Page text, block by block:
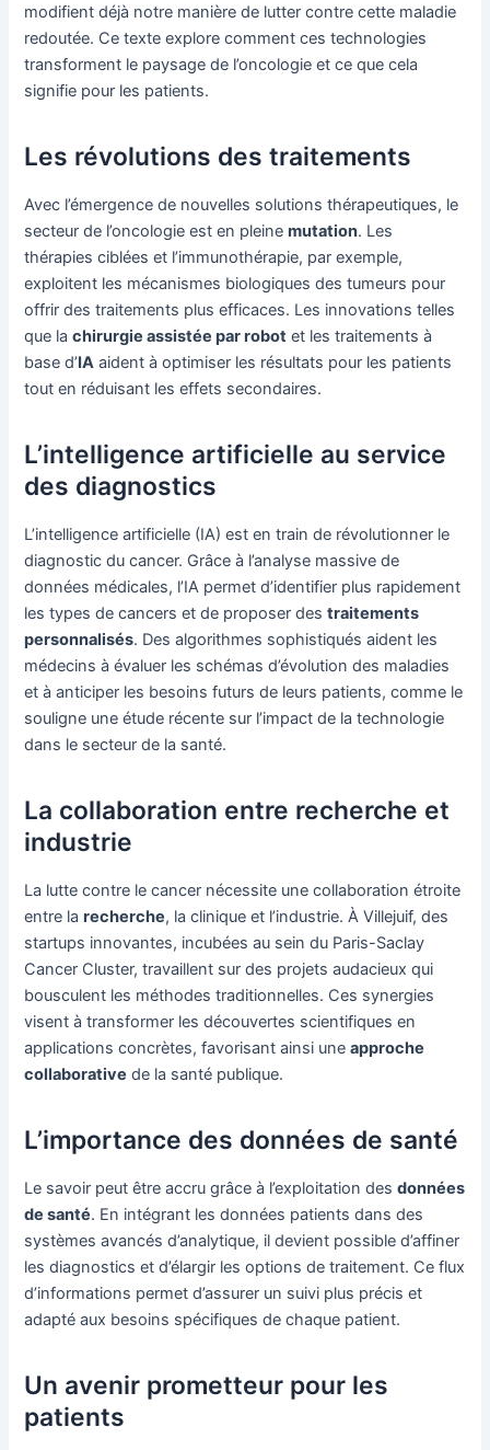
modifient déjà notre manière de lutter contre cette maladie
redoutée. Ce texte explore comment ces technologies
transforment le paysage de l’oncologie et ce que cela
signifie pour les patients.
Les révolutions des traitements
Avec l’émergence de nouvelles solutions thérapeutiques, le
secteur de l’oncologie est en pleinemutation. Les
thérapies ciblées et l’immunothérapie, par exemple,
exploitent les mécanismes biologiques des tumeurs pour
offrir des traitements plus efficaces. Les innovations telles
que lachirurgie assistée par robot et les traitements à
base d’IA aident à optimiser les résultats pour les patients
tout en réduisant les effets secondaires.
L’intelligence artificielle au service
des diagnostics
L’intelligence artificielle (IA) est en train de révolutionner le
diagnostic du cancer. Grâce à l’analyse massive de
données médicales, l’IA permet d’identifier plus rapidement
les types de cancers et de proposer destraitements
personnalisés. Des algorithmes sophistiqués aident les
médecins à évaluer les schémas d’évolution des maladies
et à anticiper les besoins futurs de leurs patients, comme le
souligne une étude récente sur l’impact de la technologie
dans le secteur de la santé.
La collaboration entre recherche et
industrie
La lutte contre le cancer nécessite une collaboration étroite
entre larecherche, la clinique et l’industrie. À Villejuif, des
startups innovantes, incubées au sein du Paris-Saclay
Cancer Cluster, travaillent sur des projets audacieux qui
bousculent les méthodes traditionnelles. Ces synergies
visent à transformer les découvertes scientifiques en
applications concrètes, favorisant ainsi uneapproche
collaborative de la santé publique.
L’importance des données de santé
Le savoir peut être accru grâce à l’exploitation desdonnées
de santé. En intégrant les données patients dans des
systèmes avancés d’analytique, il devient possible d’affiner
les diagnostics et d’élargir les options de traitement. Ce flux
d’informations permet d’assurer un suivi plus précis et
adapté aux besoins spécifiques de chaque patient.
Un avenir prometteur pour les
patients